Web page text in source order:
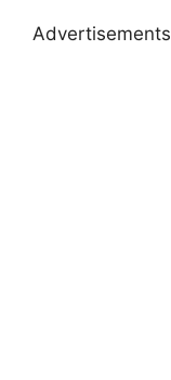
Advertisements